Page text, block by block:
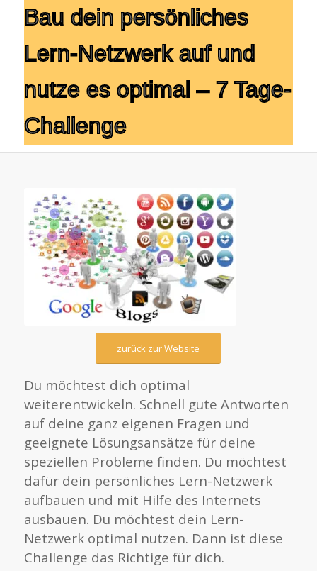
Bau dein persönliches
Lern-Netzwerk auf und
nutze es optimal – 7 Tage-
Challenge
zurück zur Website
Du möchtest dich optimal
weiterentwickeln. Schnell gute Antworten
auf deine ganz eigenen Fragen und
geeignete Lösungsansätze für deine
speziellen Probleme finden. Du möchtest
dafür dein persönliches Lern-Netzwerk
aufbauen und mit Hilfe des Internets
ausbauen. Du möchtest dein Lern-
Netzwerk optimal nutzen. Dann ist diese
Challenge das Richtige für dich.